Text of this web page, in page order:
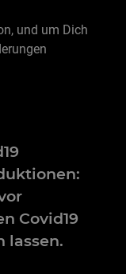
und um Dich
Covid19
lassen.